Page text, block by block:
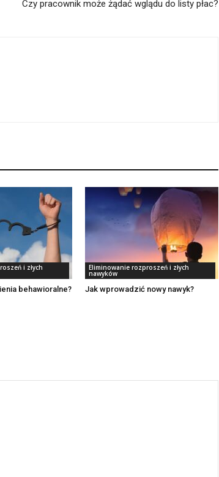
Czy pracownik może żądać wglądu do listy płac?
i złych
behawioralne?
Eliminowanie rozproszeń i złych
nawyków
Jak wprowadzić nowy nawyk?